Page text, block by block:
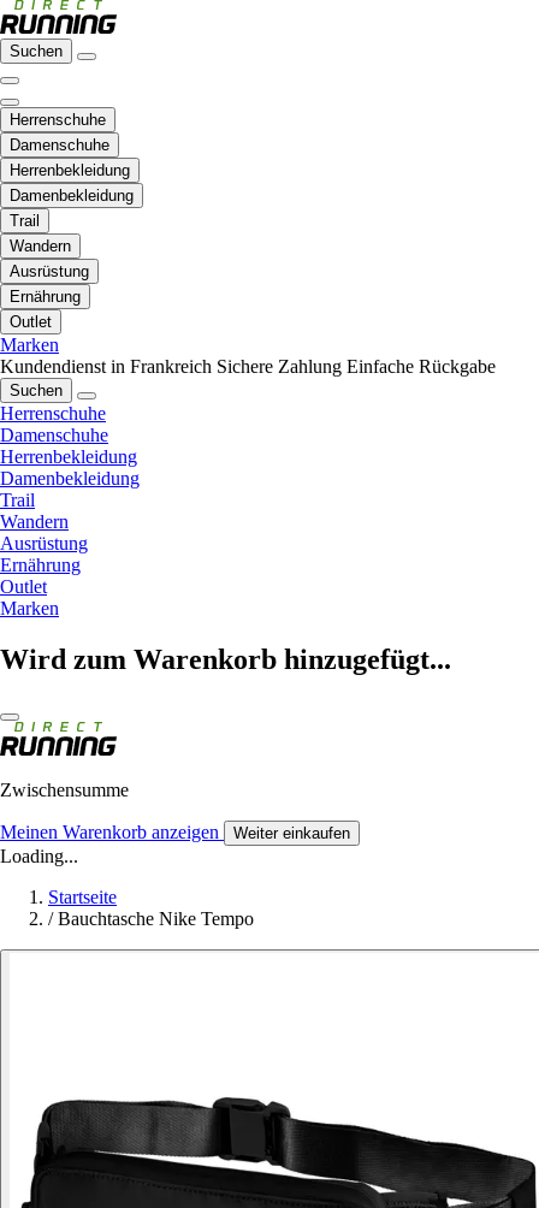
Suchen
Herrenschuhe
Damenschuhe
Herrenbekleidung
Damenbekleidung
Trail
Wandern
Ausrüstung
Ernährung
Outlet
Marken
Kundendienst in Frankreich Sichere Zahlung Einfache Rückgabe
Suchen
Herrenschuhe
Damenschuhe
Herrenbekleidung
Damenbekleidung
Trail
Wandern
Ausrüstung
Ernährung
Outlet
Marken
Wird zum Warenkorb hinzugefügt...
Zwischensumme
Meinen Warenkorb anzeigen Weiter einkaufen
Loading...
Startseite
/ Bauchtasche Nike Tempo